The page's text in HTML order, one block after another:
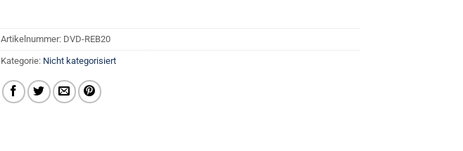
Artikelnummer: DVD-REB20
Kategorie: Nicht kategorisiert